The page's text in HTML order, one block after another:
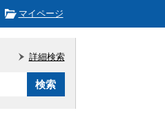
マイページ
詳細検索